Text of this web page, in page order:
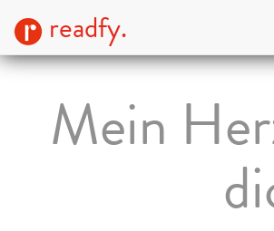
readfy.
Mein